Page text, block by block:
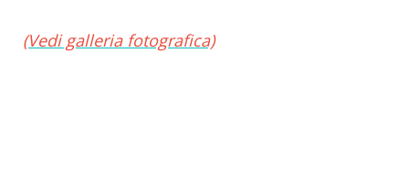
(Vedi galleria fotografica)